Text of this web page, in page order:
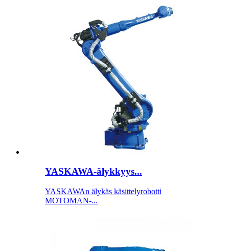
YASKAWA-älykkyys...
YASKAWAn älykäs käsittelyrobotti
MOTOMAN-...